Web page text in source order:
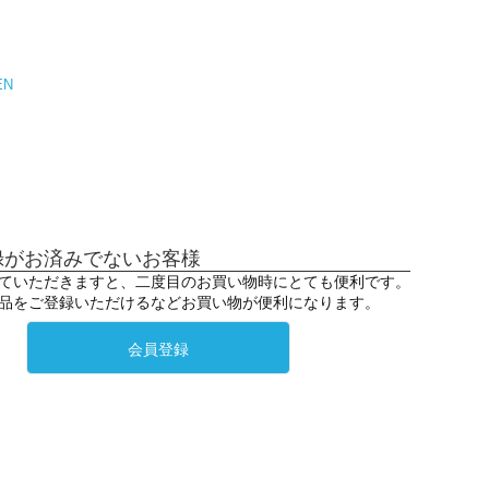
お済みでないお客様
いただきますと、二度目のお買い物時にとても便利です。
をご登録いただけるなどお買い物が便利になります。
会員登録